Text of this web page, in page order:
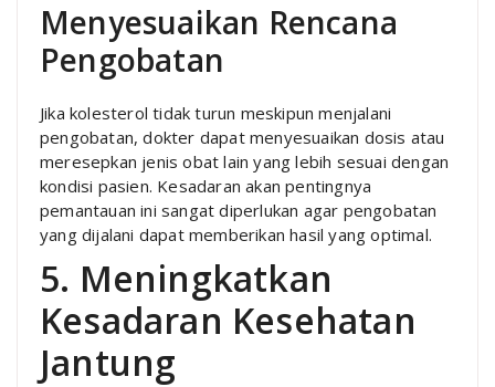
Menyesuaikan Rencana
Pengobatan
Jika kolesterol tidak turun meskipun menjalani
pengobatan, dokter dapat menyesuaikan dosis atau
meresepkan jenis obat lain yang lebih sesuai dengan
kondisi pasien. Kesadaran akan pentingnya
pemantauan ini sangat diperlukan agar pengobatan
yang dijalani dapat memberikan hasil yang optimal.
5. Meningkatkan
Kesadaran Kesehatan
Jantung